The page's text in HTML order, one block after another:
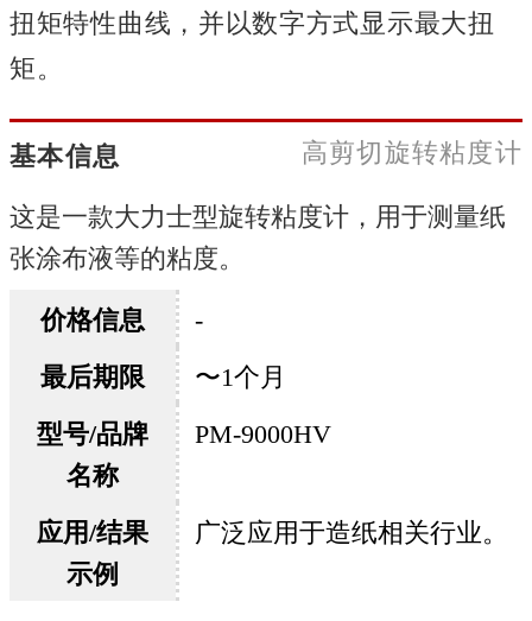
扭矩特性曲线，并以数字方式显示最大扭
矩。
基本信息
高剪切旋转粘度计
这是一款大力士型旋转粘度计，用于测量纸
张涂布液等的粘度。
价格信息
-
最后期限
〜1个月
型号/品牌
名称
PM-9000HV
应用/结果
示例
广泛应用于造纸相关行业。